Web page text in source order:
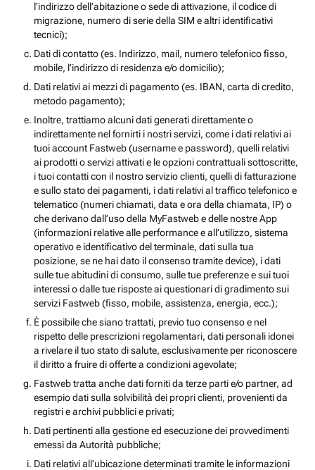
l’indirizzo dell’abitazione o sede di attivazione, il codice di
migrazione, numero di serie della SIM e altri identificativi
tecnici);
Dati di contatto (es. Indirizzo, mail, numero telefonico fisso,
mobile, l’indirizzo di residenza e/o domicilio);
Dati relativi ai mezzi di pagamento (es. IBAN, carta di credito,
metodo pagamento);
Inoltre, trattiamo alcuni dati generati direttamente o
indirettamente nel fornirti i nostri servizi, come i dati relativi ai
tuoi account Fastweb (username e password), quelli relativi
ai prodotti o servizi attivati e le opzioni contrattuali sottoscritte,
i tuoi contatti con il nostro servizio clienti, quelli di fatturazione
e sullo stato dei pagamenti, i dati relativi al traffico telefonico e
telematico (numeri chiamati, data e ora della chiamata, IP) o
che derivano dall’uso della MyFastweb e delle nostre App
(informazioni relative alle performance e all’utilizzo, sistema
operativo e identificativo del terminale, dati sulla tua
posizione, se ne hai dato il consenso tramite device), i dati
sulle tue abitudini di consumo, sulle tue preferenze e sui tuoi
interessi o dalle tue risposte ai questionari di gradimento sui
servizi Fastweb (fisso, mobile, assistenza, energia, ecc.);
È possibile che siano trattati, previo tuo consenso e nel
rispetto delle prescrizioni regolamentari, dati personali idonei
a rivelare il tuo stato di salute, esclusivamente per riconoscere
il diritto a fruire di offerte a condizioni agevolate;
Fastweb tratta anche dati forniti da terze parti e/o partner, ad
esempio dati sulla solvibilità dei propri clienti, provenienti da
registri e archivi pubblici e privati;
Dati pertinenti alla gestione ed esecuzione dei provvedimenti
emessi da Autorità pubbliche;
Dati relativi all’ubicazione determinati tramite le informazioni